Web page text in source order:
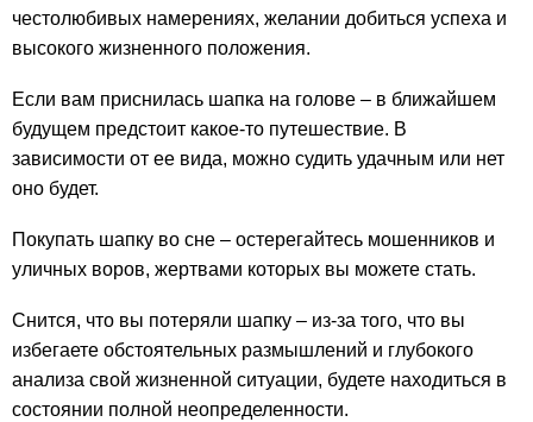
честолюбивых намерениях, желании добиться успеха и
высокого жизненного положения.
Если вам приснилась шапка на голове – в ближайшем
будущем предстоит какое-то путешествие. В
зависимости от ее вида, можно судить удачным или нет
оно будет.
Покупать шапку во сне – остерегайтесь мошенников и
уличных воров, жертвами которых вы можете стать.
Снится, что вы потеряли шапку – из-за того, что вы
избегаете обстоятельных размышлений и глубокого
анализа свой жизненной ситуации, будете находиться в
состоянии полной неопределенности.